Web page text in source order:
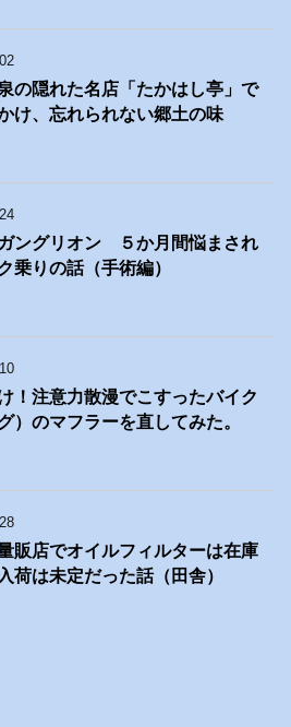
の隠れた名店「たかはし亭」で
け、忘れられない郷土の味
ングリオン ５か月間悩まされ
乗りの話（手術編）
！注意力散漫でこすったバイク
）のマフラーを直してみた。
販店でオイルフィルターは在庫
荷は未定だった話（田舎）